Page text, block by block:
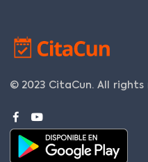
© 2023 CitaCun.All rights